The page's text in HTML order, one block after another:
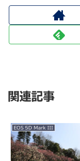
関連記事
EOS 5D Mark III